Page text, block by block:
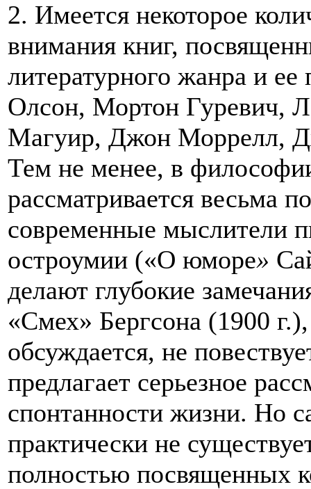
2. Имеется некоторое
внимания книг,
литературного жанра и
Олсон, Мортон Гуревич,
Магуир, Джон Моррелл,
Тем не менее, в
рассматривается весьма
современные мыслители
остроумии («О юморе»
делают глубокие
«Смех» Бергсона (1900
обсуждается, не
предлагает серьезное
спонтанности жизни. Но
практически не
полностью посвященных